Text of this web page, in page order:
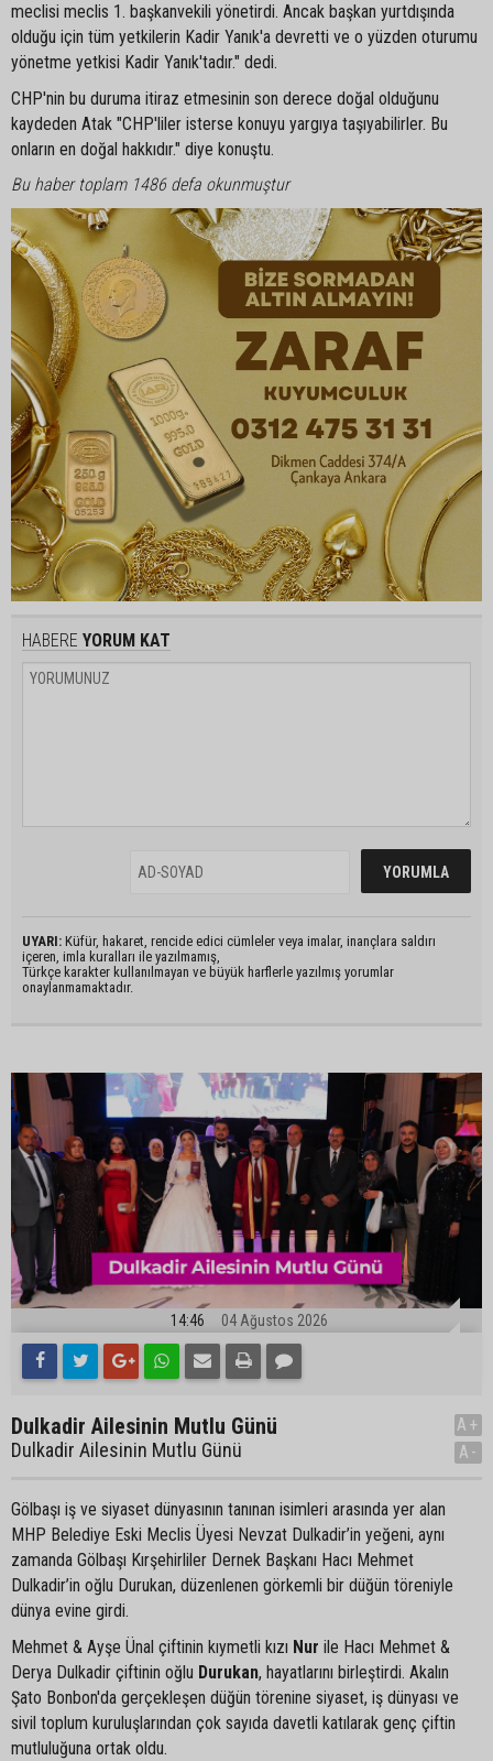
meclisi meclis 1. başkanvekili yönetirdi. Ancak başkan yurtdışında
olduğu için tüm yetkilerin Kadir Yanık'a devretti ve o yüzden oturumu
yönetme yetkisi Kadir Yanık'tadır." dedi.
CHP'nin bu duruma itiraz etmesinin son derece doğal olduğunu
kaydeden Atak "CHP'liler isterse konuyu yargıya taşıyabilirler. Bu
onların en doğal hakkıdır." diye konuştu.
Bu haber toplam 1486 defa okunmuştur
HABERE YORUM KAT
UYARI: Küfür, hakaret, rencide edici cümleler veya imalar, inançlara saldırı
içeren, imla kuralları ile yazılmamış,
Türkçe karakter kullanılmayan ve büyük harflerle yazılmış yorumlar
onaylanmamaktadır.
14:46 04 Ağustos 2026
Dulkadir Ailesinin Mutlu Günü
Dulkadir Ailesinin Mutlu Günü
A+
A-
Gölbaşı iş ve siyaset dünyasının tanınan isimleri arasında yer alan
MHP Belediye Eski Meclis Üyesi Nevzat Dulkadir’in yeğeni, aynı
zamanda Gölbaşı Kırşehirliler Dernek Başkanı Hacı Mehmet
Dulkadir’in oğlu Durukan, düzenlenen görkemli bir düğün töreniyle
dünya evine girdi.
Mehmet & Ayşe Ünal çiftinin kıymetli kızı Nur ile Hacı Mehmet &
Derya Dulkadir çiftinin oğlu Durukan, hayatlarını birleştirdi. Akalın
Şato Bonbon'da gerçekleşen düğün törenine siyaset, iş dünyası ve
sivil toplum kuruluşlarından çok sayıda davetli katılarak genç çiftin
mutluluğuna ortak oldu.